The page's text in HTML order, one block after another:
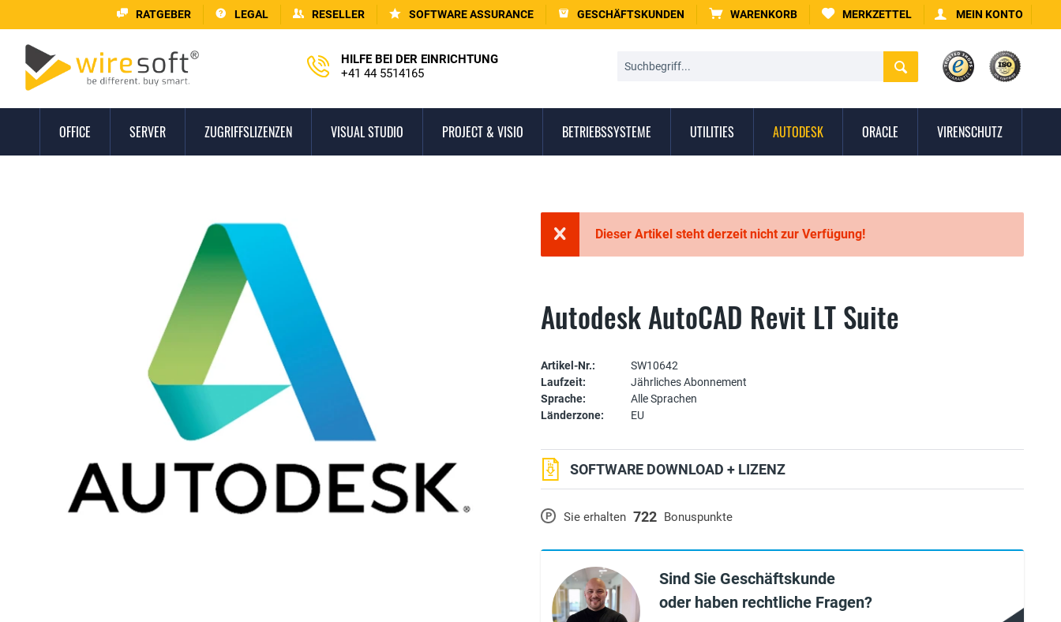
RATGEBER LEGAL RESELLER SOFTWARE ASSURANCE GESCHÄFTSKUNDEN WARENKORB MERKZETTEL MEIN KONTO
HILFE BEI DER EINRICHTUNG
+41 44 5514165
OFFICE SERVER ZUGRIFFSLIZENZEN VISUAL STUDIO PROJECT & VISIO BETRIEBSSYSTEME UTILITIES AUTODESK ORACLE VIRENSCHUTZ
Dieser Artikel steht derzeit nicht zur Verfügung!
Autodesk AutoCAD Revit LT Suite
Artikel-Nr.:
SW10642
Laufzeit:
Jährliches Abonnement
Sprache:
Alle Sprachen
Länderzone:
EU
P Sie erhalten 722 Bonuspunkte
SOFTWARE DOWNLOAD + LIZENZ
Sind Sie Geschäftskunde
oder haben rechtliche Fragen?